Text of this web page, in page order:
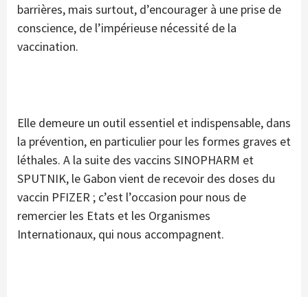
barrières, mais surtout, d’encourager à une prise de
conscience, de l’impérieuse nécessité de la
vaccination.
Elle demeure un outil essentiel et indispensable, dans
la prévention, en particulier pour les formes graves et
léthales. A la suite des vaccins SINOPHARM et
SPUTNIK, le Gabon vient de recevoir des doses du
vaccin PFIZER ; c’est l’occasion pour nous de
remercier les Etats et les Organismes
Internationaux, qui nous accompagnent.